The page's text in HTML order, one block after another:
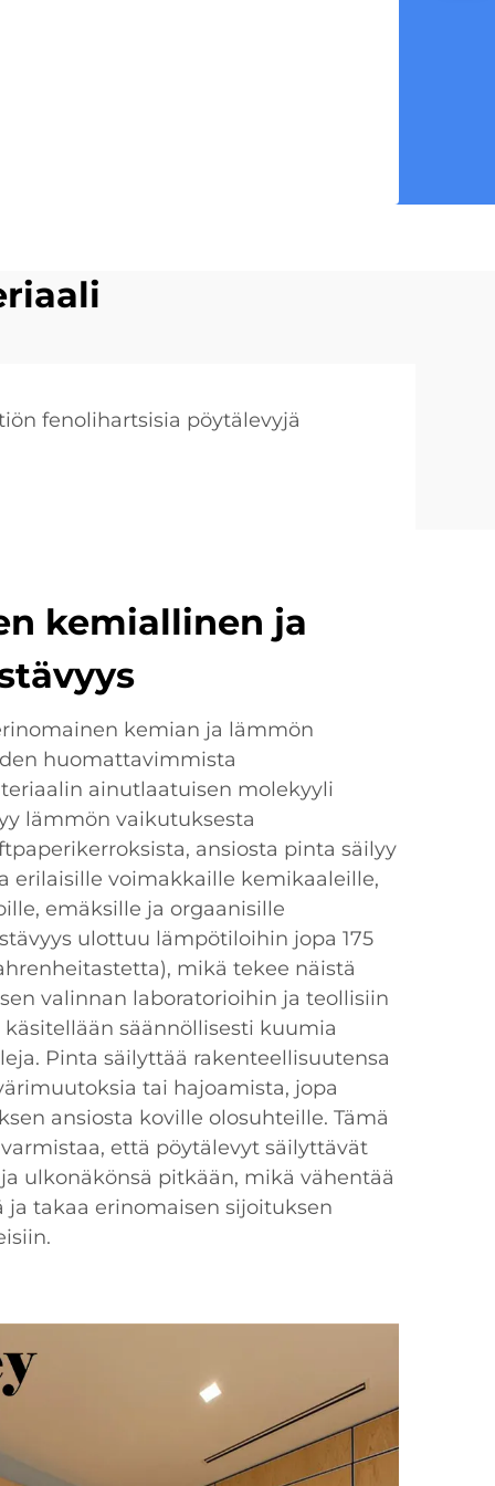
fenolihartsisia pöytälevyjä
kemiallinen ja
kemian ja lämmön
huomattavimmista
ainutlaatuisen molekyyli
lämmön vaikutuksesta
ansiosta pinta säilyy
erilaisille voimakkaille kemikaaleille,
emäksille ja orgaanisille
ulottuu lämpötiloihin jopa 175
mikä tekee näistä
valinnan laboratorioihin ja teollisiin
säännöllisesti kuumia
Pinta säilyttää rakenteellisuutensa
tai hajoamista, jopa
ansiosta koville olosuhteille. Tämä
että pöytälevyt säilyttävät
ulkonäkönsä pitkään, mikä vähentää
takaa erinomaisen sijoituksen